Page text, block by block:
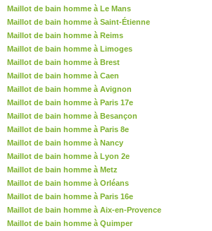
Maillot de bain homme à Le Mans
Maillot de bain homme à Saint-Étienne
Maillot de bain homme à Reims
Maillot de bain homme à Limoges
Maillot de bain homme à Brest
Maillot de bain homme à Caen
Maillot de bain homme à Avignon
Maillot de bain homme à Paris 17e
Maillot de bain homme à Besançon
Maillot de bain homme à Paris 8e
Maillot de bain homme à Nancy
Maillot de bain homme à Lyon 2e
Maillot de bain homme à Metz
Maillot de bain homme à Orléans
Maillot de bain homme à Paris 16e
Maillot de bain homme à Aix-en-Provence
Maillot de bain homme à Quimper